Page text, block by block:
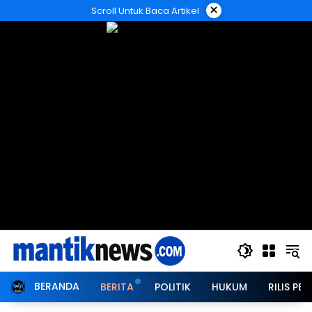
ke
Scroll Untuk Baca Artikel ×
BERANDA BERITA POLITIK HUKUM RILIS